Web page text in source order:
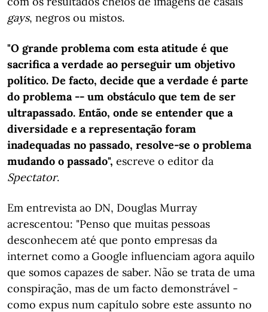
gays, negros ou mistos.
"O grande problema com esta atitude é que
sacrifica a verdade ao perseguir um objetivo
político. De facto, decide que a verdade é parte
do problema -- um obstáculo que tem de ser
ultrapassado. Então, onde se entender que a
diversidade e a representação foram
inadequadas no passado, resolve-se o problema
mudando o passado", escreve o editor da
Spectator.
Em entrevista ao DN, Douglas Murray
acrescentou: "Penso que muitas pessoas
desconhecem até que ponto empresas da
internet como a Google influenciam agora aquilo
que somos capazes de saber. Não se trata de uma
conspiração, mas de um facto demonstrável -
como expus num capítulo sobre este assunto no